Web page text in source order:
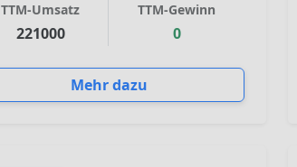
TTM-Umsatz
221000
TTM-Gewinn
0
Mehr dazu